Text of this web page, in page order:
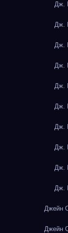
Дж.
Дж.
Дж.
Дж.
Дж.
Дж.
Дж.
Дж.
Дж.
Дж.
Джейн
Джейн